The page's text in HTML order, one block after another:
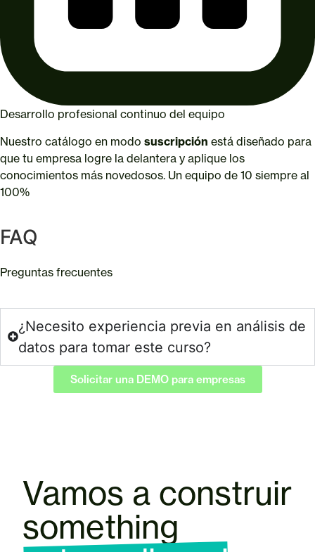
Desarrollo profesional continuo del equipo
Nuestro catálogo en modo suscripción está diseñado para
que tu empresa logre la delantera y aplique los
conocimientos más novedosos. Un equipo de 10 siempre al
100%
FAQ
Preguntas frecuentes
¿Necesito experiencia previa en análisis de
datos para tomar este curso?
Solicitar una DEMO para empresas
Vamos a construir
something